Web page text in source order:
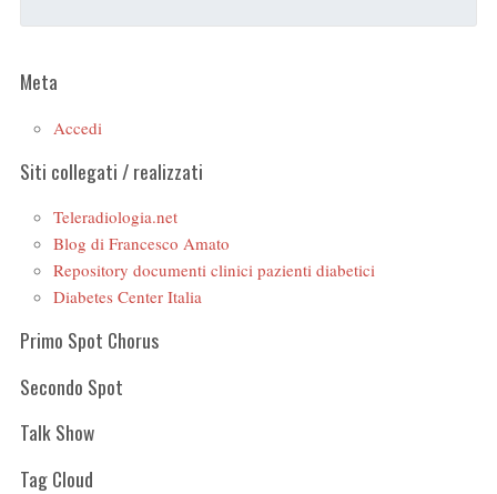
Meta
Accedi
Siti collegati / realizzati
Teleradiologia.net
Blog di Francesco Amato
Repository documenti clinici pazienti diabetici
Diabetes Center Italia
Primo Spot Chorus
Secondo Spot
Talk Show
Tag Cloud